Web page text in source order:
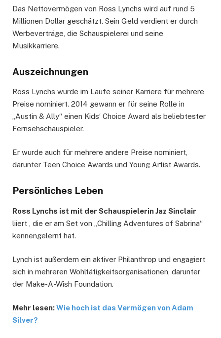
Das Nettovermögen von Ross Lynchs wird auf rund 5
Millionen Dollar geschätzt. Sein Geld verdient er durch
Werbeverträge, die Schauspielerei und seine
Musikkarriere.
Auszeichnungen
Ross Lynchs wurde im Laufe seiner Karriere für mehrere
Preise nominiert. 2014 gewann er für seine Rolle in
„Austin & Ally“ einen Kids‘ Choice Award als beliebtester
Fernsehschauspieler.
Er wurde auch für mehrere andere Preise nominiert,
darunter Teen Choice Awards und Young Artist Awards.
Persönliches Leben
Ross Lynchs ist mit der Schauspielerin Jaz Sinclair
liiert , die er am Set von „Chilling Adventures of Sabrina“
kennengelernt hat.
Lynch ist außerdem ein aktiver Philanthrop und engagiert
sich in mehreren Wohltätigkeitsorganisationen, darunter
der Make-A-Wish Foundation.
Mehr lesen:Wie hoch ist das Vermögen von Adam
Silver?